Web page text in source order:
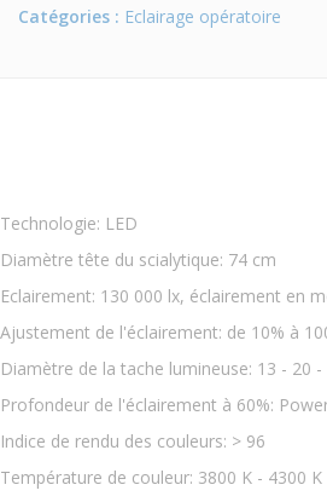
Catégories : Eclairage opératoire
Technologie: LED
Diamètre tête du scialytique: 74 cm
Eclairement: 130 000 lx, éclairement en
Ajustement de l'éclairement: de 10% à
Diamètre de la tache lumineuse: 13 - 20 -
Profondeur de l'éclairement à 60%:
Indice de rendu des couleurs: > 96
Température de couleur: 3800 K - 4300 K